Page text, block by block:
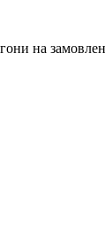
на